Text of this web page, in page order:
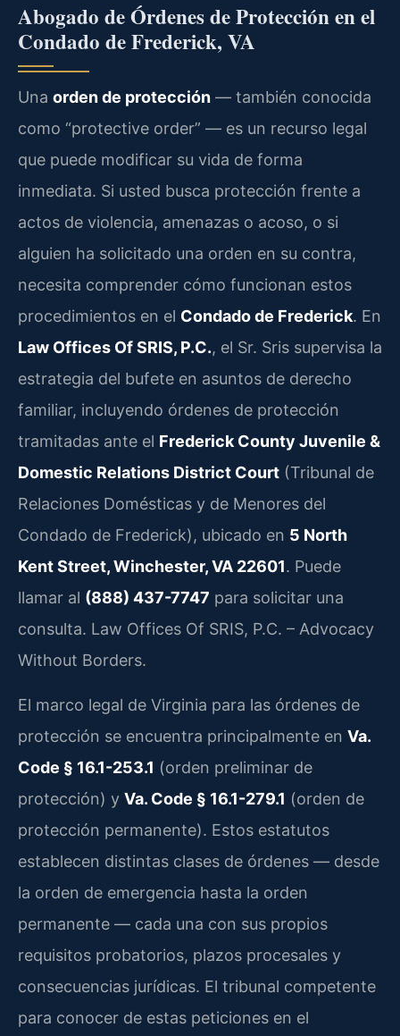
Abogado de Órdenes de Protección en el
Condado de Frederick, VA
Una orden de protección — también conocida
como “protective order” — es un recurso legal
que puede modificar su vida de forma
inmediata. Si usted busca protección frente a
actos de violencia, amenazas o acoso, o si
alguien ha solicitado una orden en su contra,
necesita comprender cómo funcionan estos
procedimientos en el Condado de Frederick. En
Law Offices Of SRIS, P.C., el Sr. Sris supervisa la
estrategia del bufete en asuntos de derecho
familiar, incluyendo órdenes de protección
tramitadas ante el Frederick County Juvenile &
Domestic Relations District Court (Tribunal de
Relaciones Domésticas y de Menores del
Condado de Frederick), ubicado en 5 North
Kent Street, Winchester, VA 22601. Puede
llamar al (888) 437-7747 para solicitar una
consulta. Law Offices Of SRIS, P.C. – Advocacy
Without Borders.
El marco legal de Virginia para las órdenes de
protección se encuentra principalmente en Va.
Code § 16.1-253.1 (orden preliminar de
protección) y Va. Code § 16.1-279.1 (orden de
protección permanente). Estos estatutos
establecen distintas clases de órdenes — desde
la orden de emergencia hasta la orden
permanente — cada una con sus propios
requisitos probatorios, plazos procesales y
consecuencias jurídicas. El tribunal competente
para conocer de estas peticiones en el